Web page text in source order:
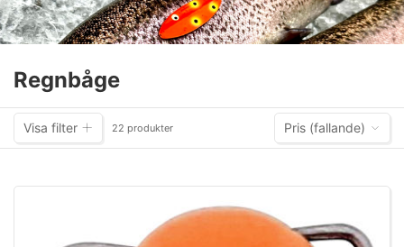
Regnbåge
Visa filter 22 produkter Pris (fallande)